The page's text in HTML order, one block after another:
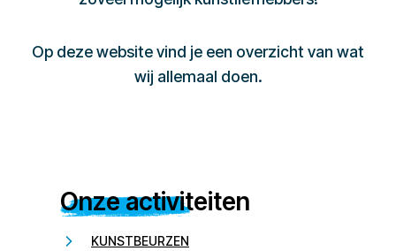
Op deze website vind je een overzicht van wat
wij allemaal doen.
Onze activiteiten
KUNSTBEURZEN